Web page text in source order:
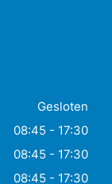
Gesloten
08:45 - 17:30
08:45 - 17:30
08:45 - 17:30